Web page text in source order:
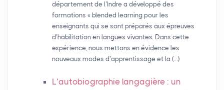
département de l’Indre a développé des
formations « blended learning pour les
enseignants qui se sont préparés aux épreuves
d’habilitation en langues vivantes. Dans cette
expérience, nous mettons en évidence les
nouveaux modes d’apprentissage et la (…)
L’autobiographie langagière : un